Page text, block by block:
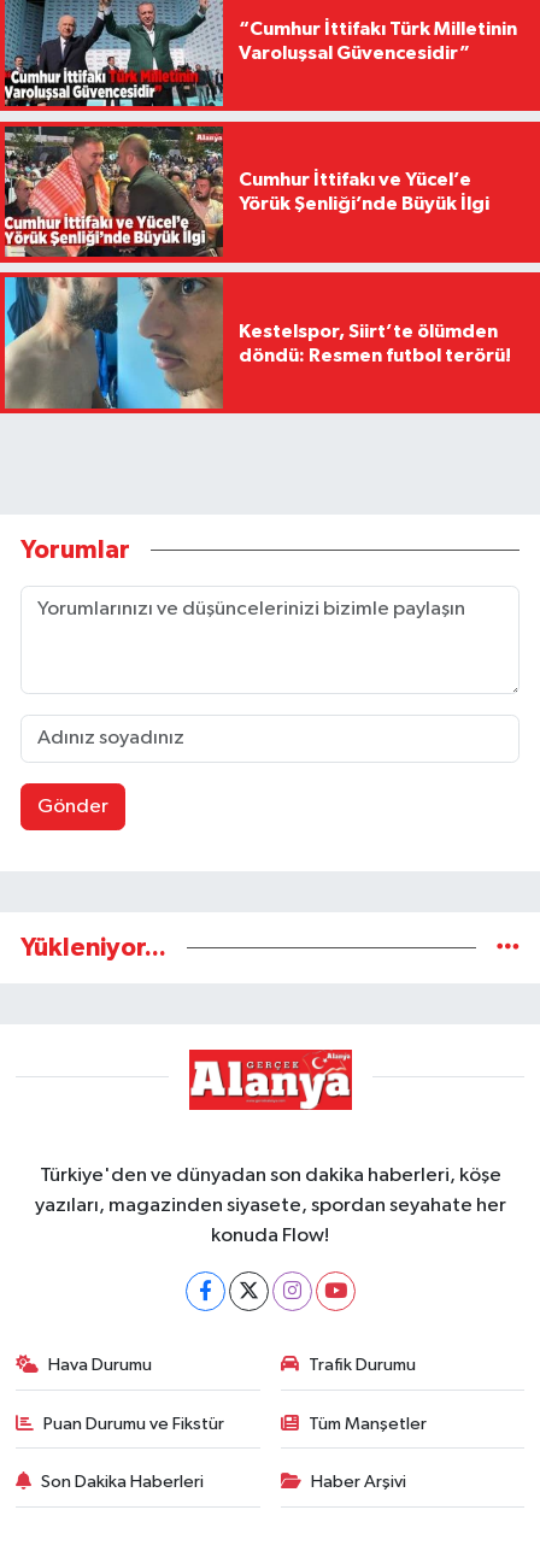
“Cumhur İttifakı Türk Milletinin
Varoluşsal Güvencesidir”
Cumhur İttifakı ve Yücel’e
Yörük Şenliği’nde Büyük İlgi
Kestelspor, Siirt’te ölümden
döndü: Resmen futbol terörü!
Yorumlar
Gönder
Yükleniyor...
Türkiye'den ve dünyadan son dakika haberleri, köşe
yazıları, magazinden siyasete, spordan seyahate her
konuda Flow!
Hava Durumu Trafik Durumu
Puan Durumu ve Fikstür Tüm Manşetler
Son Dakika Haberleri Haber Arşivi